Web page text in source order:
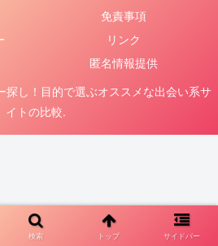
免責事項
リンク
匿名情報提供
し！目的で選ぶオススメな出会い系サ
イトの比較.
検索 トップ サイドバー